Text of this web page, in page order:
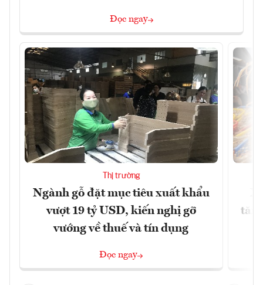
Đọc ngay
Thị trường
Ngành gỗ đặt mục tiêu xuất khẩu
vượt 19 tỷ USD, kiến nghị gỡ
vướng về thuế và tín dụng
Đọc ngay